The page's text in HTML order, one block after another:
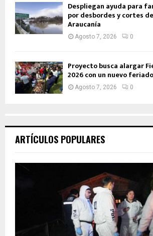
Despliegan ayuda para
por desbordes y cortes
Araucanía
Agosto 7, 2026 0
Proyecto busca alargar
2026 con un nuevo feriado
Agosto 7, 2026 0
ARTÍCULOS POPULARES